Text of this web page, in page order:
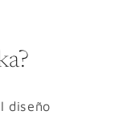
diseño